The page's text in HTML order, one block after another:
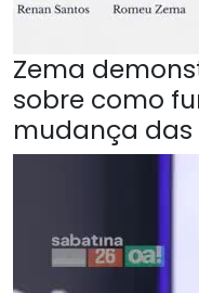
Zema
sobre como
mudança das